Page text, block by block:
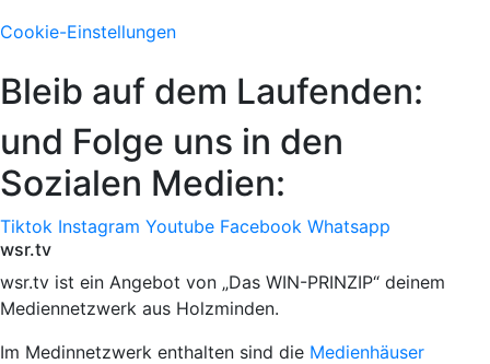
Cookie-Einstellungen
Bleib auf dem Laufenden:
und Folge uns in den
Sozialen Medien:
Tiktok Instagram Youtube Facebook Whatsapp
wsr.tv
wsr.tv ist ein Angebot von „Das WIN-PRINZIP“ deinem
Mediennetzwerk aus Holzminden.
Im Medinnetzwerk enthalten sind die Medienhäuser